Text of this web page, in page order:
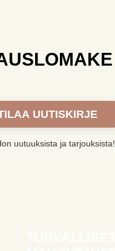
UUTISKIRJE
uutuuksista ja tarjouksista!